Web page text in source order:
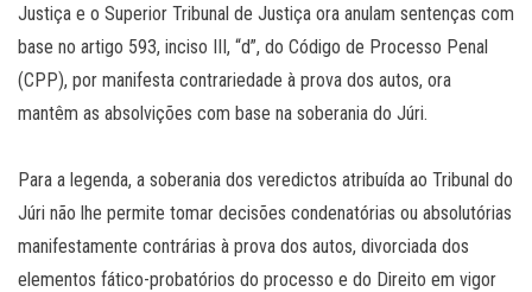
Justiça e o Superior Tribunal de Justiça ora anulam sentenças com
base no artigo 593, inciso III, “d”, do Código de Processo Penal
(CPP), por manifesta contrariedade à prova dos autos, ora
mantêm as absolvições com base na soberania do Júri.
Para a legenda, a soberania dos veredictos atribuída ao Tribunal do
Júri não lhe permite tomar decisões condenatórias ou absolutórias
manifestamente contrárias à prova dos autos, divorciada dos
elementos fático-probatórios do processo e do Direito em vigor